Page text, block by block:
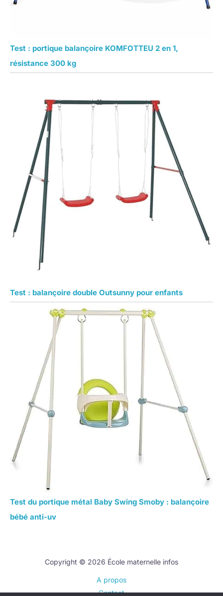
Test : portique balançoire KOMFOTTEU 2 en 1,
résistance 300 kg
Test : balançoire double Outsunny pour enfants
Test du portique métal Baby Swing Smoby : balançoire
bébé anti-uv
Copyright © 2026 École maternelle infos
A propos
Contact